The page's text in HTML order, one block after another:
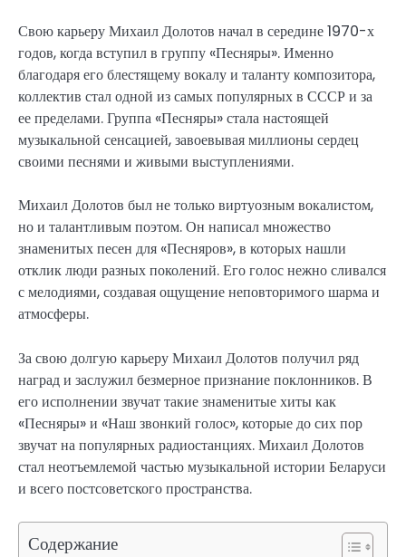
Свою карьеру Михаил Долотов начал в середине 1970-х
годов, когда вступил в группу «Песняры». Именно
благодаря его блестящему вокалу и таланту композитора,
коллектив стал одной из самых популярных в СССР и за
ее пределами. Группа «Песняры» стала настоящей
музыкальной сенсацией, завоевывая миллионы сердец
своими песнями и живыми выступлениями.
Михаил Долотов был не только виртуозным вокалистом,
но и талантливым поэтом. Он написал множество
знаменитых песен для «Песняров», в которых нашли
отклик люди разных поколений. Его голос нежно сливался
с мелодиями, создавая ощущение неповторимого шарма и
атмосферы.
За свою долгую карьеру Михаил Долотов получил ряд
наград и заслужил безмерное признание поклонников. В
его исполнении звучат такие знаменитые хиты как
«Песняры» и «Наш звонкий голос», которые до сих пор
звучат на популярных радиостанциях. Михаил Долотов
стал неотъемлемой частью музыкальной истории Беларуси
и всего постсоветского пространства.
Содержание